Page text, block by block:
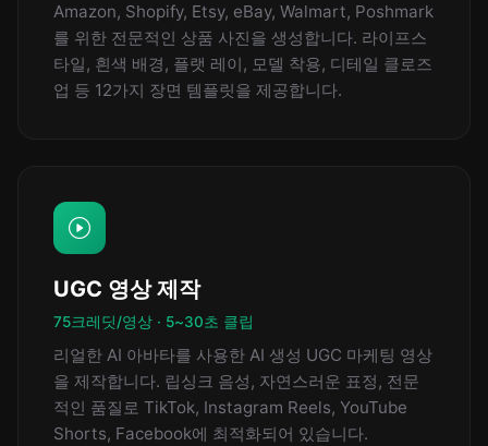
Amazon, Shopify, Etsy, eBay, Walmart, Poshmark
를 위한 전문적인 상품 사진을 생성합니다. 라이프스
타일, 흰색 배경, 플랫 레이, 모델 착용, 디테일 클로즈
업 등 12가지 장면 템플릿을 제공합니다.
UGC 영상 제작
75크레딧/영상 · 5~30초 클립
리얼한 AI 아바타를 사용한 AI 생성 UGC 마케팅 영상
을 제작합니다. 립싱크 음성, 자연스러운 표정, 전문
적인 품질로 TikTok, Instagram Reels, YouTube
Shorts, Facebook에 최적화되어 있습니다.